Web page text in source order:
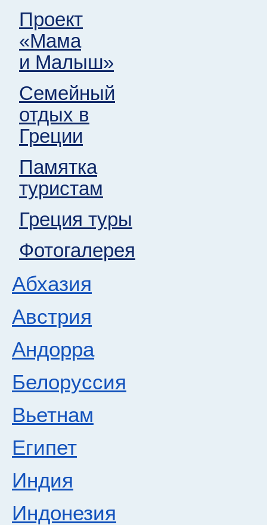
Проект
«Мама
и Малыш»
Семейный
отдых в
Греции
Памятка
туристам
Греция туры
Фотогалерея
Абхазия
Австрия
Андорра
Белоруссия
Вьетнам
Египет
Индия
Индонезия